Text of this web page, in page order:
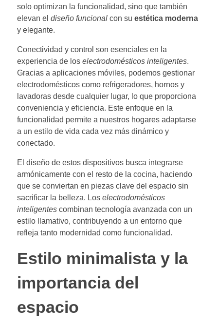
solo optimizan la funcionalidad, sino que también
elevan el diseño funcional con su estética moderna
y elegante.
Conectividad y control son esenciales en la
experiencia de los electrodomésticos inteligentes.
Gracias a aplicaciones móviles, podemos gestionar
electrodomésticos como refrigeradores, hornos y
lavadoras desde cualquier lugar, lo que proporciona
conveniencia y eficiencia. Este enfoque en la
funcionalidad permite a nuestros hogares adaptarse
a un estilo de vida cada vez más dinámico y
conectado.
El diseño de estos dispositivos busca integrarse
armónicamente con el resto de la cocina, haciendo
que se conviertan en piezas clave del espacio sin
sacrificar la belleza. Los electrodomésticos
inteligentes combinan tecnología avanzada con un
estilo llamativo, contribuyendo a un entorno que
refleja tanto modernidad como funcionalidad.
Estilo minimalista y la
importancia del
espacio